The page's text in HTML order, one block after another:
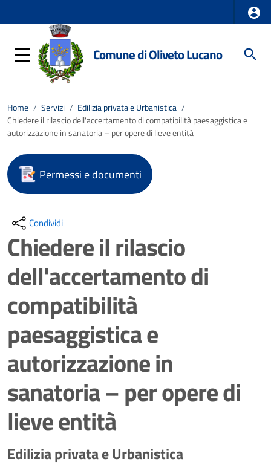
Comune di Oliveto Lucano
Home / Servizi / Edilizia privata e Urbanistica /
Chiedere il rilascio dell'accertamento di compatibilità paesaggistica e
autorizzazione in sanatoria – per opere di lieve entità
Permessi e documenti
Condividi
Chiedere il rilascio
dell'accertamento di
compatibilità
paesaggistica e
autorizzazione in
sanatoria – per opere di
lieve entità
Edilizia privata e Urbanistica